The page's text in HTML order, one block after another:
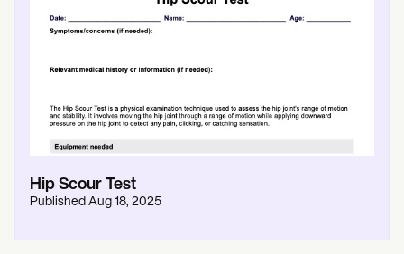
Hip Scour Test
Published Aug 18, 2025